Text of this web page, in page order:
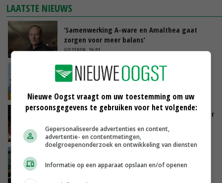
LAATSTE NIEUWS
‘Samenwerking A-ware en Amalthea gaat
zorgen voor meer balans’
GISTEREN, 16:01
Internationale vraag naar geitenzuivel blijft
groot: Nederland in Europese top
Vlaamse varkensstapel krimpt, pluimveesector
GISTEREN, 15:20
je gelukkig van wordt’
Nieuwe Oogst vraagt om uw toestemming om uw
persoonsgegevens te gebruiken voor het volgende:
Gepersonaliseerde advertenties en content,
advertentie- en contentmetingen,
doelgroepenonderzoek en ontwikkeling van diensten
Informatie op een apparaat opslaan en/of openen